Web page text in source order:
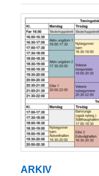
ARKIV